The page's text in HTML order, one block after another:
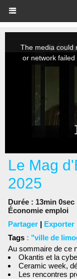
Le Mag
2025
Durée : 13min 0sec
Économie emploi
Partager | Exporter
Tags : "ville de
Au sommaire de ce
Okantis et la
Ceramic week,
Les rencontres